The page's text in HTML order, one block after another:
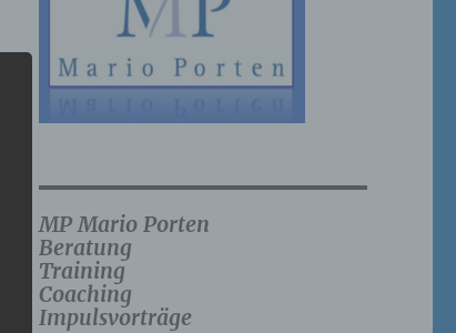
MP Mario Porten
Beratung
Training
Coaching
Impulsvorträge